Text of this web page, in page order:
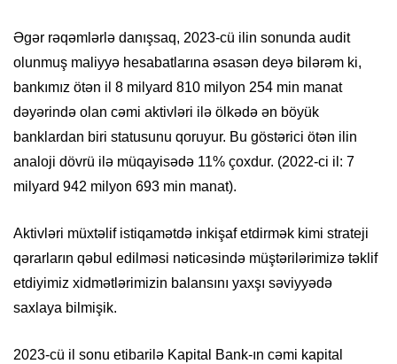
Əgər rəqəmlərlə danışsaq, 2023-cü ilin sonunda audit
olunmuş maliyyə hesabatlarına əsasən deyə bilərəm ki,
bankımız ötən il 8 milyard 810 milyon 254 min manat
dəyərində olan cəmi aktivləri ilə ölkədə ən böyük
banklardan biri statusunu qoruyur. Bu göstərici ötən ilin
analoji dövrü ilə müqayisədə 11% çoxdur. (2022-ci il: 7
milyard 942 milyon 693 min manat).
Aktivləri müxtəlif istiqamətdə inkişaf etdirmək kimi strateji
qərarların qəbul edilməsi nəticəsində müştərilərimizə təklif
etdiyimiz xidmətlərimizin balansını yaxşı səviyyədə
saxlaya bilmişik.
2023-cü il sonu etibarilə Kapital Bank-ın cəmi kapital